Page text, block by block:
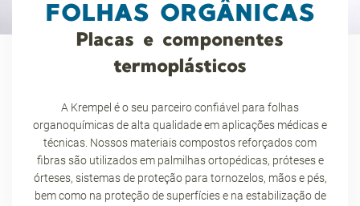
FOLHAS ORGÂNICAS
Placas e componentes
termoplásticos
A Krempel é o seu parceiro confiável para folhas
organoquímicas de alta qualidade em aplicações médicas e
técnicas. Nossos materiais compostos reforçados com
fibras são utilizados em palmilhas ortopédicas, próteses e
órteses, sistemas de proteção para tornozelos, mãos e pés,
bem como na proteção de superfícies e na estabilização de